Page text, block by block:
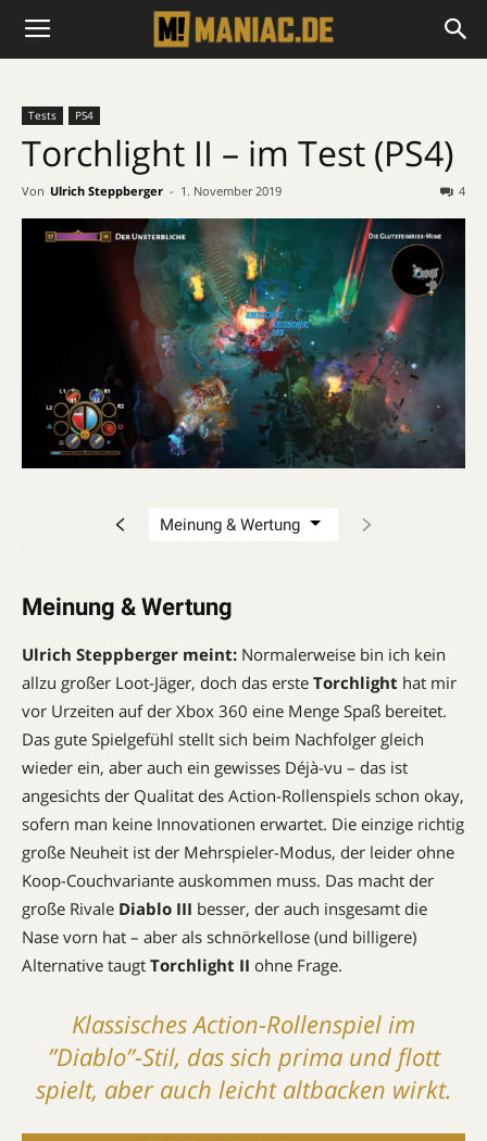
Tests PS4
Torchlight II – im Test (PS4)
Von Ulrich Steppberger - 1. November 2019 4
Meinung & Wertung
Ulrich Steppberger meint: Normalerweise bin ich kein
allzu großer Loot-Jäger, doch das erste Torchlight hat mir
vor Urzeiten auf der Xbox 360 eine Menge Spaß bereitet.
Das gute Spielgefühl stellt sich beim Nachfolger gleich
wieder ein, aber auch ein gewisses Déjà-vu – das ist
angesichts der Qualitat des Action-Rollenspiels schon okay,
sofern man keine Innova­tionen erwartet. Die einzige richtig
große Neuheit ist der Mehrspieler-Modus, der leider ohne
Koop-Couchvariante auskommen muss. Das macht der
große Rivale Diablo III besser, der auch insgesamt die
Nase vorn hat – aber als schnörkellose (und billigere)
Alternative taugt Torchlight II ohne Frage.
Klassisches Action-Rollenspiel im
”Diablo”-Stil, das sich prima und flott
spielt, aber auch leicht altbacken wirkt.